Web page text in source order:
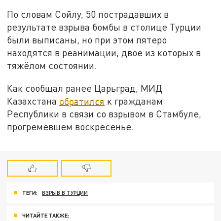
По словам Сойлу, 50 пострадавших в
результате взрыва бомбы в столице Турции
были выписаны, но при этом пятеро
находятся в реанимации, двое из которых в
тяжёлом состоянии.
Как сообщал ранее Царьград, МИД
Казахстана обратился к гражданам
Республики в связи со взрывом в Стамбуле,
прогремевшем воскресенье.
ТЕГИ: ВЗРЫВ В ТУРЦИИ
ЧИТАЙТЕ ТАКЖЕ: